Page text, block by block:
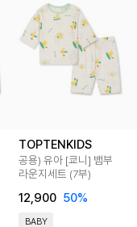
TOPTENKIDS
공용) 유아 [쿄니] 뱀부
라운지세트 (7부)
12,900 50%
BABY